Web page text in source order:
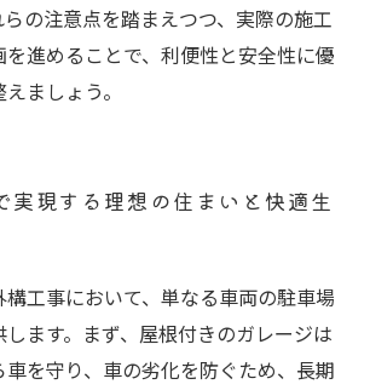
の注意点を踏まえつつ、実際の施工
進めることで、利便性と安全性に優
ましょう。
実現する理想の住まいと快適生
工事において、単なる車両の駐車場
ます。まず、屋根付きのガレージは
を守り、車の劣化を防ぐため、長期